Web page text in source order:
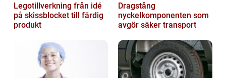
Legotillverkning från idé
på skissblocket till färdig
produkt
Dragstång
nyckelkomponenten som
avgör säker transport